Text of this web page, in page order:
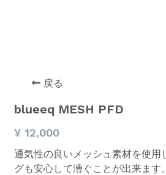
戻る
blueeq MESH PFD
¥ 12,000
通気性の良いメッシュ素材を使用
グも安心して漕ぐことが出来ます。